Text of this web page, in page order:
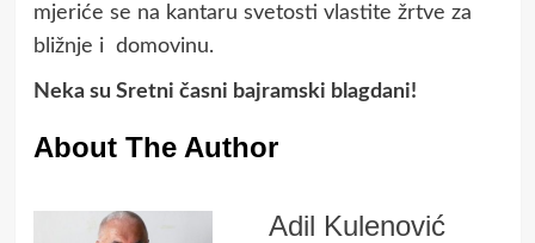
mjeriće se na kantaru svetosti vlastite žrtve za
bližnje i domovinu.
Neka su Sretni časni bajramski blagdani!
About The Author
Adil Kulenović